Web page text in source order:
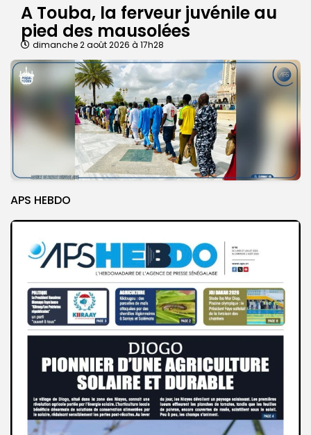
A Touba, la ferveur juvénile au
pied des mausolées
dimanche 2 août 2026 à 17h28
APS HEBDO